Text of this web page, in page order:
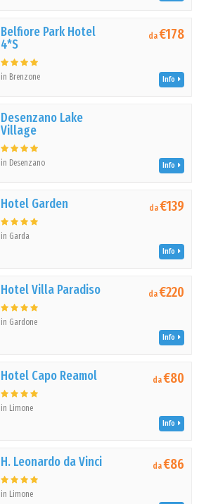
Belfiore Park Hotel
4*S
in Brenzone
da€178
Info
Desenzano Lake
Village
in Desenzano Info
Hotel Garden
in Garda
da€139
Info
Hotel Villa Paradiso
in Gardone
da€220
Info
Hotel Capo Reamol
in Limone
da€80
Info
H. Leonardo da Vinci
in Limone
da€86